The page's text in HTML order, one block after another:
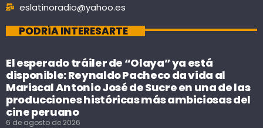
eslatinoradio@yahoo.es
PODRÍA INTERESARTE
El esperado tráiler de “Olaya” ya está
disponible: Reynaldo Pacheco da vida al
Mariscal Antonio José de Sucre en una de las
producciones históricas más ambiciosas del
cine peruano
6 de agosto de 2026